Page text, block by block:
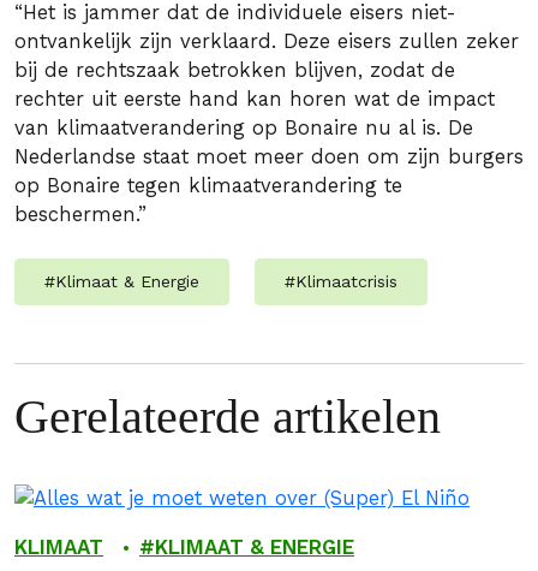
“Het is jammer dat de individuele eisers niet-
ontvankelijk zijn verklaard. Deze eisers zullen zeker
bij de rechtszaak betrokken blijven, zodat de
rechter uit eerste hand kan horen wat de impact
van klimaatverandering op Bonaire nu al is. De
Nederlandse staat moet meer doen om zijn burgers
op Bonaire tegen klimaatverandering te
beschermen.”
#Klimaat & Energie #Klimaatcrisis
Gerelateerde artikelen
KLIMAAT KLIMAAT & ENERGIE